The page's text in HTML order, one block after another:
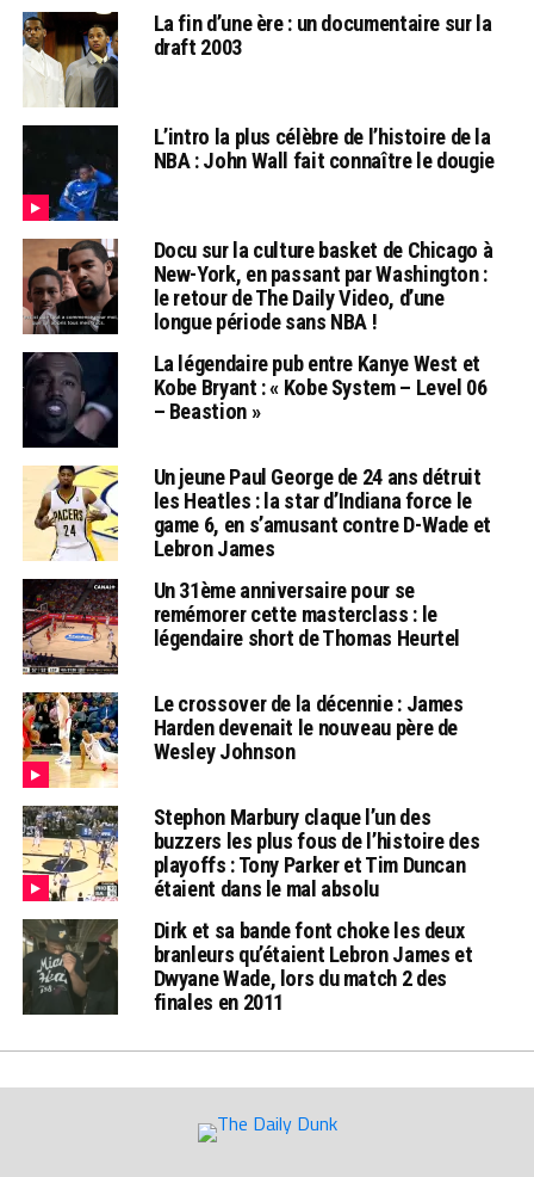
La fin d’une ère : un documentaire sur la
draft 2003
L’intro la plus célèbre de l’histoire de la
NBA : John Wall fait connaître le dougie
Docu sur la culture basket de Chicago à
New-York, en passant par Washington :
le retour de The Daily Video, d’une
longue période sans NBA !
La légendaire pub entre Kanye West et
Kobe Bryant : « Kobe System – Level 06
– Beastion »
Un jeune Paul George de 24 ans détruit
les Heatles : la star d’Indiana force le
game 6, en s’amusant contre D-Wade et
Lebron James
Un 31ème anniversaire pour se
remémorer cette masterclass : le
légendaire short de Thomas Heurtel
Le crossover de la décennie : James
Harden devenait le nouveau père de
Wesley Johnson
Stephon Marbury claque l’un des
buzzers les plus fous de l’histoire des
playoffs : Tony Parker et Tim Duncan
étaient dans le mal absolu
Dirk et sa bande font choke les deux
branleurs qu’étaient Lebron James et
Dwyane Wade, lors du match 2 des
finales en 2011